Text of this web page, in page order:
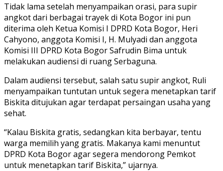
Tidak lama setelah menyampaikan orasi, para supir
angkot dari berbagai trayek di Kota Bogor ini pun
diterima oleh Ketua Komisi I DPRD Kota Bogor, Heri
Cahyono, anggota Komisi I, H. Mulyadi dan anggota
Komisi III DPRD Kota Bogor Safrudin Bima untuk
melakukan audiensi di ruang Serbaguna.
Dalam audiensi tersebut, salah satu supir angkot, Ruli
menyampaikan tuntutan untuk segera menetapkan tarif
Biskita ditujukan agar terdapat persaingan usaha yang
sehat.
“Kalau Biskita gratis, sedangkan kita berbayar, tentu
warga memilih yang gratis. Makanya kami menuntut
DPRD Kota Bogor agar segera mendorong Pemkot
untuk menetapkan tarif Biskita,” ujarnya.